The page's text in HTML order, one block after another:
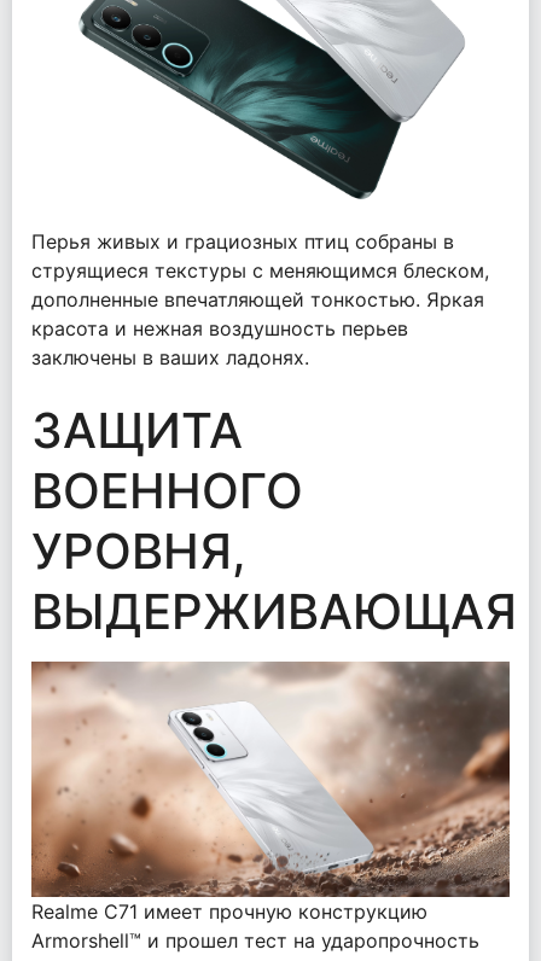
Перья живых и грациозных птиц собраны в
струящиеся текстуры с меняющимся блеском,
дополненные впечатляющей тонкостью. Яркая
красота и нежная воздушность перьев
заключены в ваших ладонях.
ЗАЩИТА
ВОЕННОГО
УРОВНЯ,
ВЫДЕРЖИВАЮЩАЯ
Realme C71 имеет прочную конструкцию
Armorshell™ и прошел тест на ударопрочность